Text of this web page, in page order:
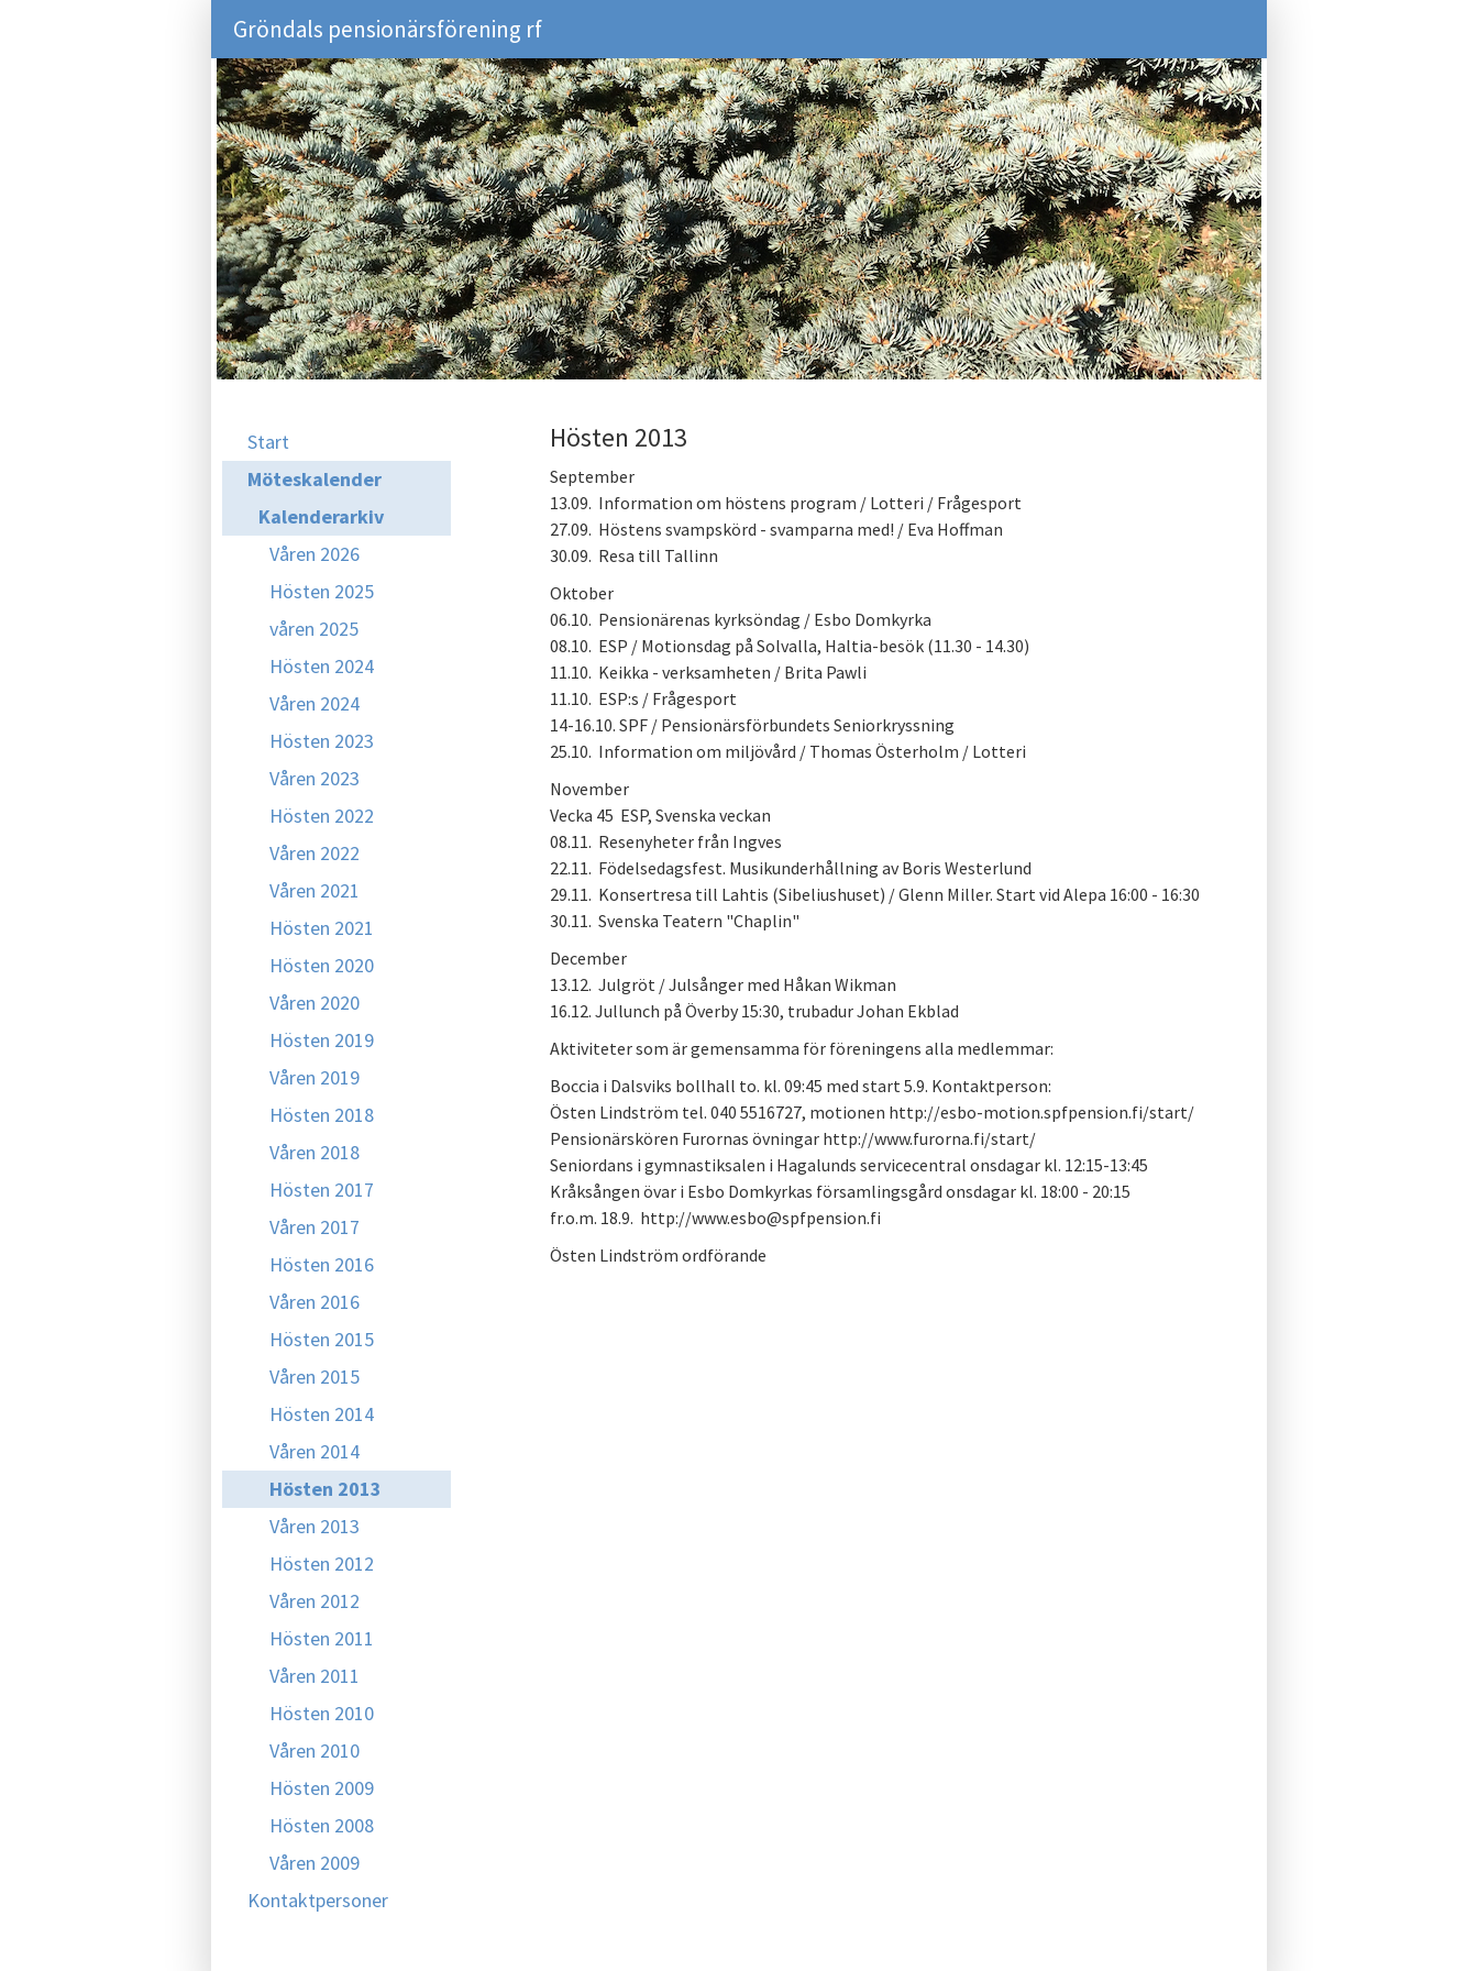
Gröndals pensionärsförening rf
Start
Möteskalender
Kalenderarkiv
Våren 2026
Hösten 2025
våren 2025
Hösten 2024
Våren 2024
Hösten 2023
Våren 2023
Hösten 2022
Våren 2022
Våren 2021
Hösten 2021
Hösten 2020
Våren 2020
Hösten 2019
Våren 2019
Hösten 2018
Våren 2018
Hösten 2017
Våren 2017
Hösten 2016
Våren 2016
Hösten 2015
Våren 2015
Hösten 2014
Våren 2014
Hösten 2013
Våren 2013
Hösten 2012
Våren 2012
Hösten 2011
Våren 2011
Hösten 2010
Våren 2010
Hösten 2009
Hösten 2008
Våren 2009
Kontaktpersoner
Hösten 2013
September
13.09. Information om höstens program / Lotteri / Frågesport
27.09. Höstens svampskörd - svamparna med! / Eva Hoffman
30.09. Resa till Tallinn
Oktober
06.10. Pensionärenas kyrksöndag / Esbo Domkyrka
08.10. ESP / Motionsdag på Solvalla, Haltia-besök (11.30 - 14.30)
11.10. Keikka - verksamheten / Brita Pawli
11.10. ESP:s / Frågesport
14-16.10. SPF / Pensionärsförbundets Seniorkryssning
25.10. Information om miljövård / Thomas Österholm / Lotteri
November
Vecka 45 ESP, Svenska veckan
08.11. Resenyheter från Ingves
22.11. Födelsedagsfest. Musikunderhållning av Boris Westerlund
29.11. Konsertresa till Lahtis (Sibeliushuset) / Glenn Miller. Start vid Alepa 16:00 - 16:30
30.11. Svenska Teatern "Chaplin"
December
13.12. Julgröt / Julsånger med Håkan Wikman
16.12. Jullunch på Överby 15:30, trubadur Johan Ekblad
Aktiviteter som är gemensamma för föreningens alla medlemmar:
Boccia i Dalsviks bollhall to. kl. 09:45 med start 5.9. Kontaktperson:
Östen Lindström tel. 040 5516727, motionen http://esbo-motion.spfpension.fi/start/
Pensionärskören Furornas övningar http://www.furorna.fi/start/
Seniordans i gymnastiksalen i Hagalunds servicecentral onsdagar kl. 12:15-13:45
Kråksången övar i Esbo Domkyrkas församlingsgård onsdagar kl. 18:00 - 20:15
fr.o.m. 18.9. http://www.esbo@spfpension.fi
Östen Lindström ordförande